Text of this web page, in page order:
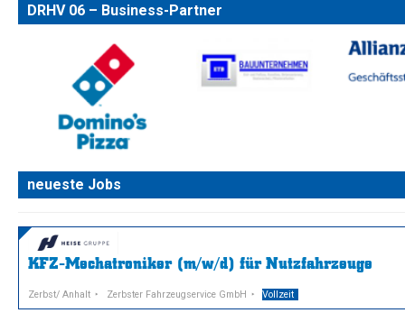
DRHV 06 – Business-Partner
neueste Jobs
KFZ-Mechatroniker (m/w/d) für Nutzfahrzeuge
Zerbst/ Anhalt Zerbster Fahrzeugservice GmbH Vollzeit